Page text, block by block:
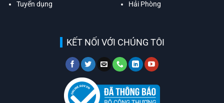
Tuyển dụng Hải Phòng
KẾT NỐI VỚI CHÚNG TÔI